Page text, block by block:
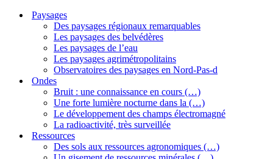
Paysages
Des paysages régionaux remarquables
Les paysages des belvédères
Les paysages de l’eau
Les paysages agrimétropolitains
Observatoires des paysages en Nord-Pas-d
Ondes
Bruit : une connaissance en cours (…)
Une forte lumière nocturne dans la (…)
Le développement des champs électromagné
La radioactivité, très surveillée
Ressources
Des sols aux ressources agronomiques (…)